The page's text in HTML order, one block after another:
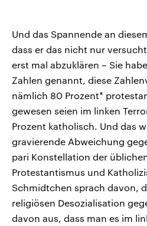
Und das Spannende an
dass er das nicht nur
erst mal abzuklären – Sie
Zahlen genannt, diese
nämlich 80 Prozent*
gewesen seien im linken
Prozent katholisch. Und das
gravierende Abweichung
pari Konstellation der
Protestantismus und
Schmidtchen sprach davon,
religiösen Desozialisation
davon aus, dass man es im